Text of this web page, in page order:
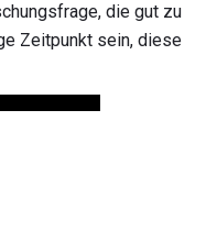
die gut zu
Zeitpunkt sein, diese